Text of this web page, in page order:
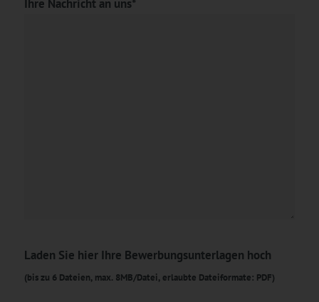
Ihre Nachricht an uns*
Laden Sie hier Ihre Bewerbungsunterlagen hoch
(bis zu 6 Dateien, max. 8MB/Datei, erlaubte Dateiformate: PDF)